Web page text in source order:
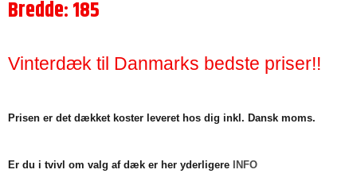
Bredde: 185
Vinterdæk til Danmarks bedste priser!!
Prisen er det dækket koster leveret hos dig inkl. Dansk moms.
Er du i tvivl om valg af dæk er her yderligere INFO